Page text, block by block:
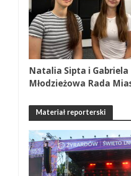
Natalia Sipta i Gabriela
Młodzieżowa Rada
Materiał reporterski